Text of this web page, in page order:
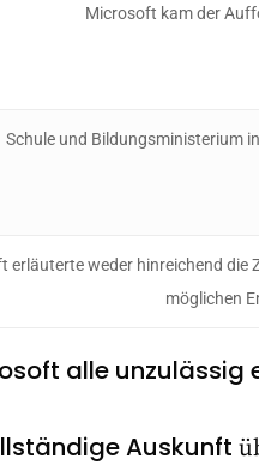
Microsoft kam der
Schule und Bildungsministerium
erläuterte weder hinreichend die
möglichen
alle unzulässig
Auskunft